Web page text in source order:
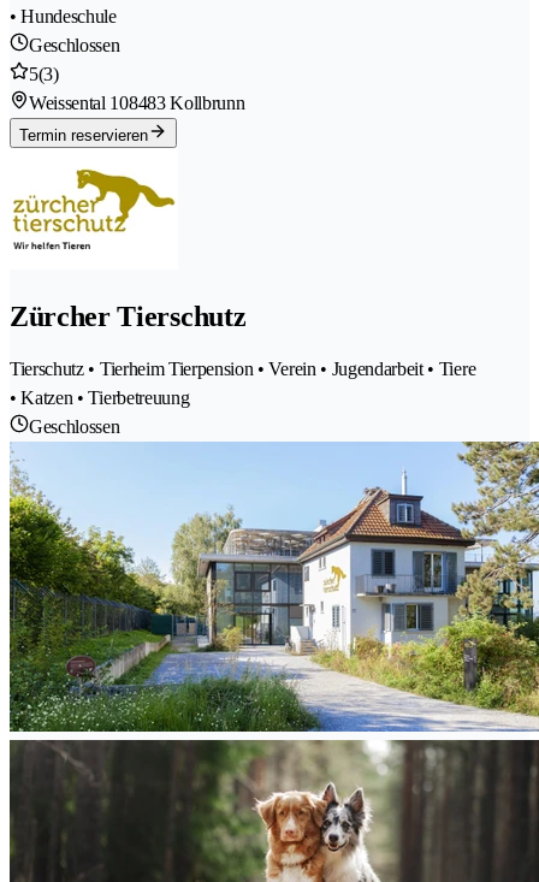
• Hundeschule
Geschlossen
5(3)
Weissental 108483 Kollbrunn
Termin reservieren
Zürcher Tierschutz
Tierschutz • Tierheim Tierpension • Verein • Jugendarbeit • Tiere
• Katzen • Tierbetreuung
Geschlossen